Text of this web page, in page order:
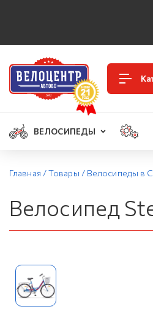
ВЕЛОСИПЕДЫ
Главная /Товары / Велосипеды в
Велосипед